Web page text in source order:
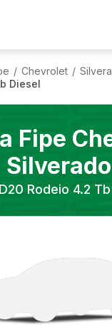
/ Chevrolet /
Diesel
Fipe
Silverado
D20 Rodeio 4.2